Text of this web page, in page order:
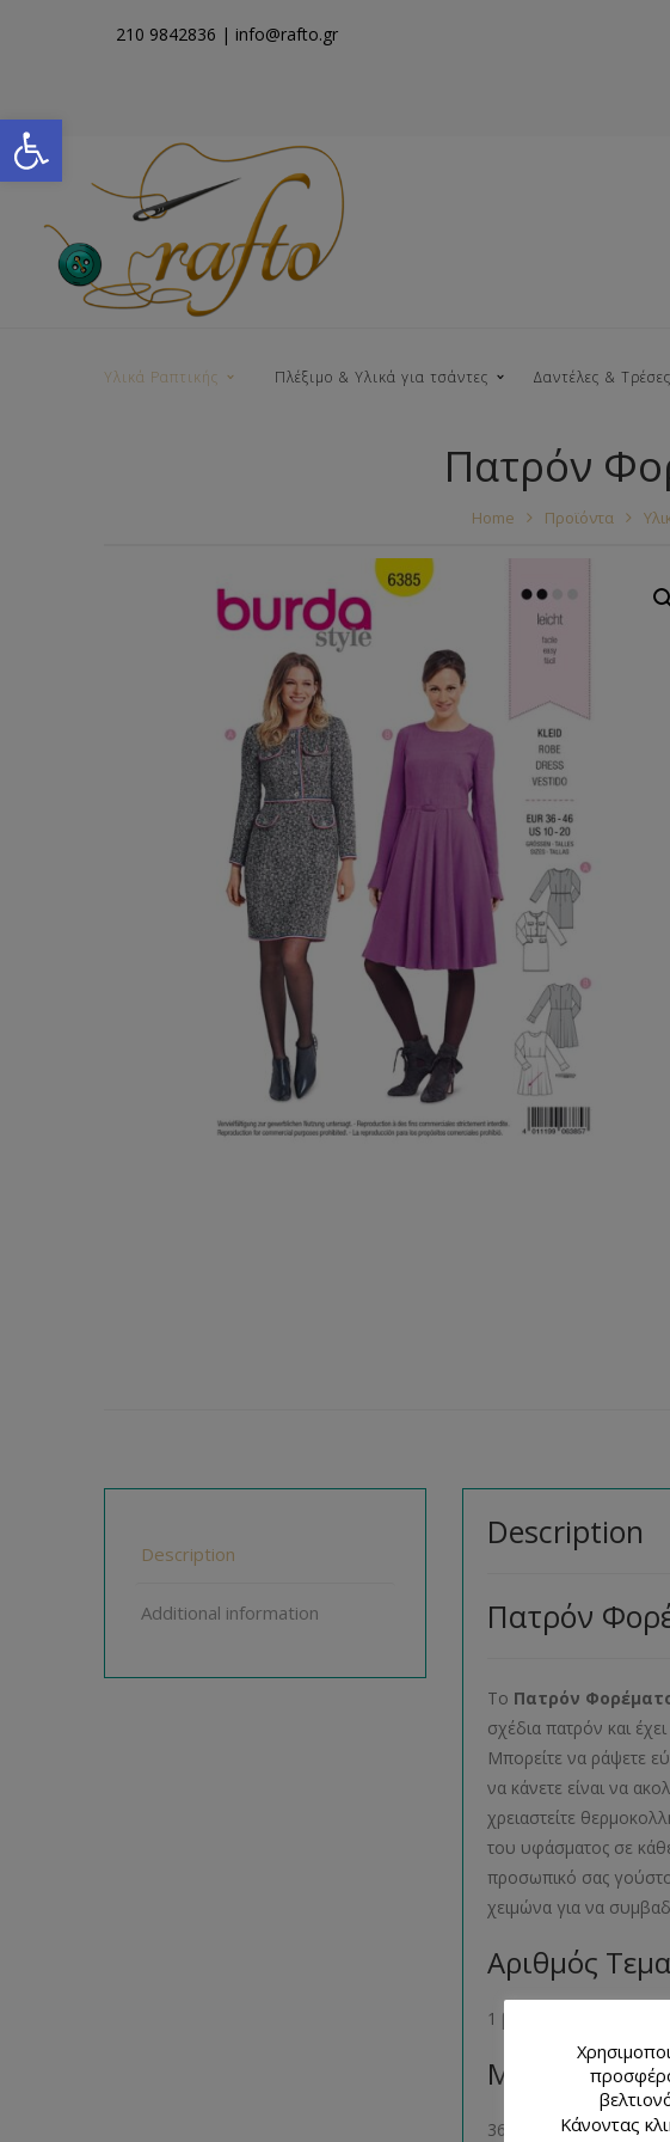
Open toolbar
210 9842836 | info@rafto.gr
Υλικά Ραπτικής Πλέξιμο & Υλικά για τσάντες
Νήματα για Τσάντες
Χερούλια Τσάντας Αλυσίδες
Ιμάντες
Πλέγματα
Δαντέλες & Τρέσες
Μπροντερί
Ελαστικές
Πατρόν
Home Προϊόντα
Description
Additional information
Description
Πατρόν
Το Πατρόν
σχέδια πατρόν και
Μπορείτε να ράψετε
να κάνετε είναι να
χρειαστείτε
του υφάσματος σε
προσωπικό σας
χειμώνα για να
Αριθμός
1 βιβλιαράκι με 2
Μέγεθος
36- 38- 40- 42- 44- 46
Κάνοντας